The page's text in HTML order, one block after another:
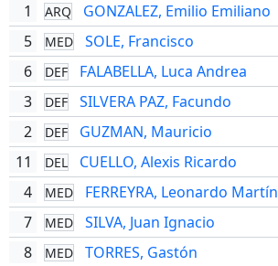
1 ARQ
GONZALEZ, Emilio Emiliano
5
MED SOLE, Francisco
6 DEF
FALABELLA, Luca Andrea
3
DEF SILVERA PAZ, Facundo
2 DEF
GUZMAN, Mauricio
11
DEL CUELLO, Alexis Ricardo
4 MED
FERREYRA, Leonardo Martín
7
MED SILVA, Juan Ignacio
8 MED TORRES, Gastón